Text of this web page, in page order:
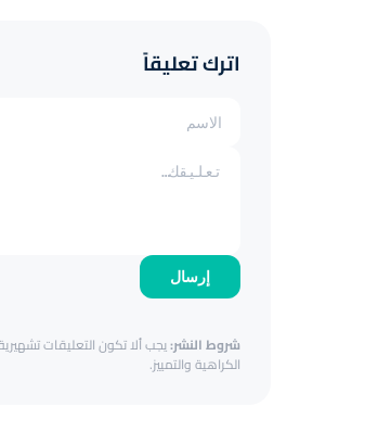
اترك تعليقاً
إرسال
شروط النشر:يجب ألا تكون التعليقات
الكراهية والتمييز.